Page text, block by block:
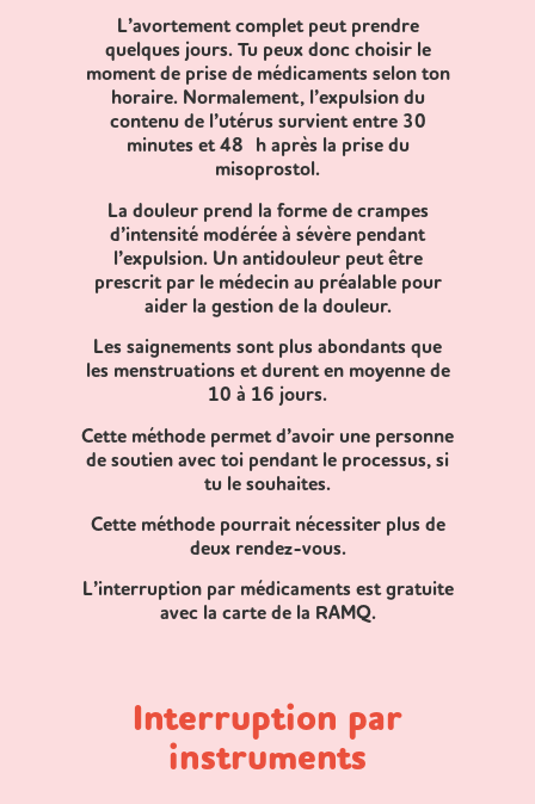
L’avortement complet peut prendre
quelques jours. Tu peux donc choisir le
moment de prise de médicaments selon ton
horaire. Normalement, l’expulsion du
contenu de l’utérus survient entre 30
minutes et 48 h après la prise du
misoprostol.
La douleur prend la forme de crampes
d’intensité modérée à sévère pendant
l’expulsion. Un antidouleur peut être
prescrit par le médecin au préalable pour
aider la gestion de la douleur.
Les saignements sont plus abondants que
les menstruations et durent en moyenne de
10 à 16 jours.
Cette méthode permet d’avoir une personne
de soutien avec toi pendant le processus, si
tu le souhaites.
Cette méthode pourrait nécessiter plus de
deux rendez-vous.
L’interruption par médicaments est gratuite
avec la carte de la RAMQ.
Interruption par
instruments